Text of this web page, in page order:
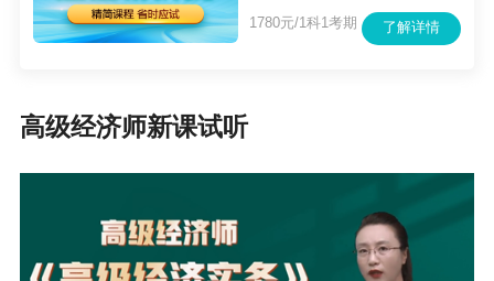
件》规定的学历、年限条件对应初级或中级经济
专业技术资格，并可作为报名参加高一级经济专
三、报考事项
试报名证明事项告知承诺制有关规定，考生一旦
正式报名考试，无论在考试前后，被发现有不实
了解详情
1780元/1科1考期
高级经济师新课试听